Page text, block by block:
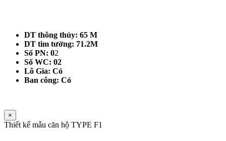
DT thông thủy: 65 M
DT tim tường: 71.2M
Số PN: 02
Số WC: 02
Lô Gia: Có
Ban công: Có
×
Thiết kế mẫu căn hộ TYPE F1